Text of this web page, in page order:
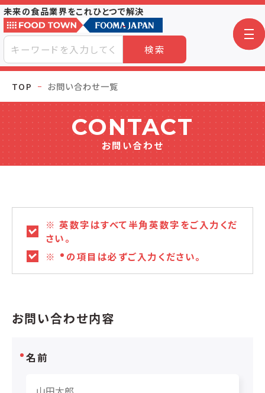
未来の食品業界をこれひとつで解決
検索
TOP お問い合わせ一覧
CONTACT
お問い合わせ
※ 英数字はすべて半角英数字をご入力くだ
さい。
※ の項目は必ずご入力ください。
お問い合わせ内容
名前